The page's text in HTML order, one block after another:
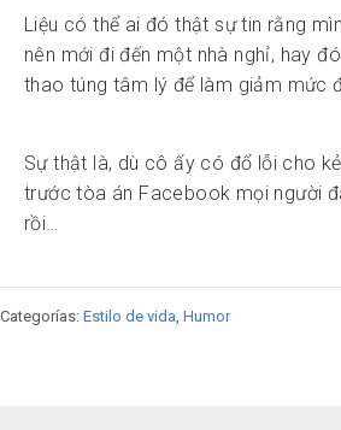
Liệu có thể ai đó thật sự tin rằng
nên mới đi đến một nhà nghỉ, hay
thao túng tâm lý để làm giảm mức
Sự thật là, dù cô ấy có đổ lỗi cho
trước tòa án Facebook mọi người
rồi…
Categorías: Estilo de vida Humor